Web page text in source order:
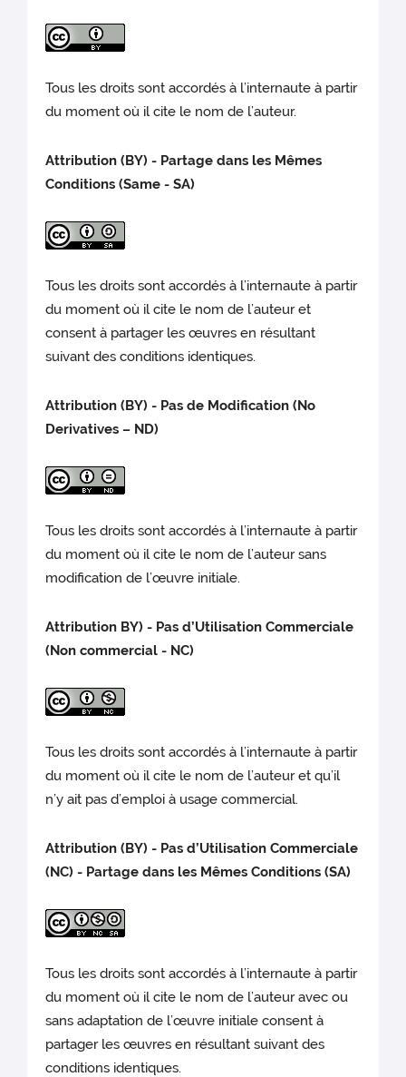
Tous les droits sont accordés à l’internaute à partir
du moment où il cite le nom de l’auteur.
Attribution (BY) - Partage dans les Mêmes
Conditions (Same - SA)
Tous les droits sont accordés à l’internaute à partir
du moment où il cite le nom de l’auteur et
consent à partager les œuvres en résultant
suivant des conditions identiques.
Attribution (BY) - Pas de Modification (No
Derivatives – ND)
Tous les droits sont accordés à l’internaute à partir
du moment où il cite le nom de l’auteur sans
modification de l’œuvre initiale.
Attribution BY) - Pas d’Utilisation Commerciale
(Non commercial - NC)
Tous les droits sont accordés à l’internaute à partir
du moment où il cite le nom de l’auteur et qu’il
n’y ait pas d’emploi à usage commercial.
Attribution (BY) - Pas d’Utilisation Commerciale
(NC) - Partage dans les Mêmes Conditions (SA)
Tous les droits sont accordés à l’internaute à partir
du moment où il cite le nom de l’auteur avec ou
sans adaptation de l’œuvre initiale consent à
partager les œuvres en résultant suivant des
conditions identiques.